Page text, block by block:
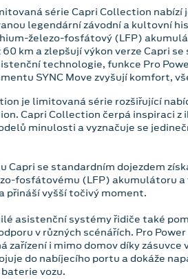
série Capri Collection nabízí
legendární závodní a kultovní
železo-fosfátový (LFP)
60 km a zlepšují výkon verze Capri
technologie, funkce Pro
SYNC Move zvyšují komfort,
je limitovaná série rozšiřující
Capri Collection čerpá inspiraci z
minulosti a vyznačuje se
Capri se standardním dojezdem
fosfátovému (LFP) akumulátoru
přináší vyšší točivý moment.
asistenční systémy řidiče také
v různých scénářích. Pro
zařízení i mimo domov díky
do nabíjecího portu a dokáže
vozu.